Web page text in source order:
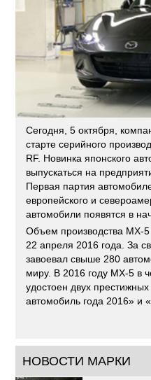
Сегодня, 5 октября,
старте серийного
RF. Новинка японского
выпускаться на
Первая партия
европейского и
автомобили появятся в
Объем производства MX-
22 апреля 2016 года. За
завоевал свыше 280
миру. В 2016 году МХ-5 в
удостоен двух
автомобиль года 2016» и
НОВОСТИ МАРКИ